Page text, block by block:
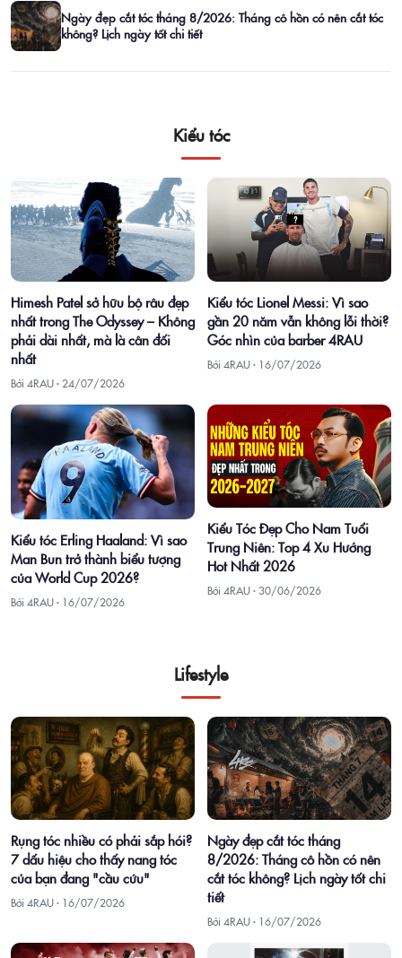
Ngày đẹp cắt tóc tháng 8/2026: Tháng cô hồn có nên cắt tóc
không? Lịch ngày tốt chi tiết
Kiểu tóc
Himesh Patel sở hữu bộ râu đẹp
nhất trong The Odyssey – Không
phải dài nhất, mà là cân đối
nhất
Bởi 4RAU · 24/07/2026
Kiểu tóc Lionel Messi: Vì sao
gần 20 năm vẫn không lỗi thời?
Góc nhìn của barber 4RAU
Bởi 4RAU · 16/07/2026
Kiểu tóc Erling Haaland: Vì sao
Man Bun trở thành biểu tượng
của World Cup 2026?
Bởi 4RAU · 16/07/2026
Kiểu Tóc Đẹp Cho Nam Tuổi
Trung Niên: Top 4 Xu Hướng
Hot Nhất 2026
Bởi 4RAU · 30/06/2026
Lifestyle
Rụng tóc nhiều có phải sắp hói?
7 dấu hiệu cho thấy nang tóc
của bạn đang "cầu cứu"
Bởi 4RAU · 16/07/2026
Ngày đẹp cắt tóc tháng
8/2026: Tháng cô hồn có nên
cắt tóc không? Lịch ngày tốt chi
tiết
Bởi 4RAU · 16/07/2026